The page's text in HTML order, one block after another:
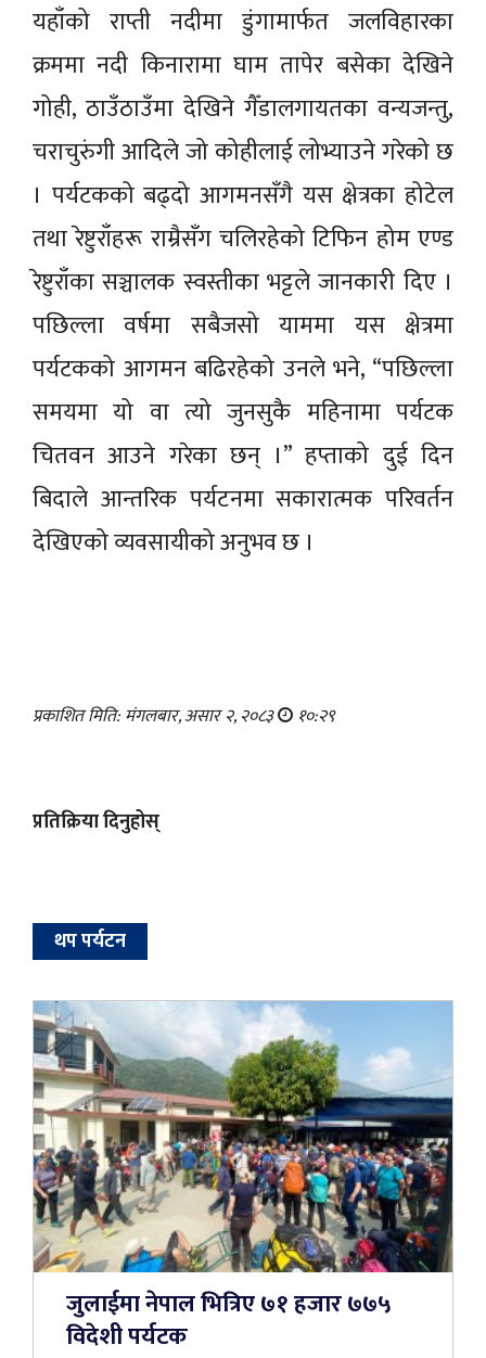
यहाँको राप्ती नदीमा डुंगामार्फत जलविहारका
क्रममा नदी किनारामा घाम तापेर बसेका देखिने
गोही, ठाउँठाउँमा देखिने गैँडालगायतका वन्यजन्तु,
चराचुरुंगी आदिले जो कोहीलाई लोभ्याउने गरेको छ
। पर्यटकको बढ्दो आगमनसँगै यस क्षेत्रका होटेल
तथा रेष्टुराँहरू राम्रैसँग चलिरहेको टिफिन होम एण्ड
रेष्टुराँका सञ्चालक स्वस्तीका भट्टले जानकारी दिए ।
पछिल्ला वर्षमा सबैजसो याममा यस क्षेत्रमा
पर्यटकको आगमन बढिरहेको उनले भने, “पछिल्ला
समयमा यो वा त्यो जुनसुकै महिनामा पर्यटक
चितवन आउने गरेका छन् ।” हप्ताको दुई दिन
बिदाले आन्तरिक पर्यटनमा सकारात्मक परिवर्तन
देखिएको व्यवसायीको अनुभव छ ।
प्रकाशित मिति: मंगलबार, असार २, २०८३ १०:२९
प्रतिक्रिया दिनुहोस्
थप पर्यटन
जुलाईमा नेपाल भित्रिए ७१ हजार ७७५
विदेशी पर्यटक